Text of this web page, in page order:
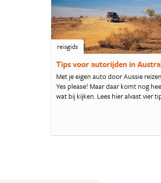
reisgids
Tips voor autorijden in
Met je eigen auto door Aussie
Yes please! Maar daar komt nog
wat bij kijken. Lees hier alvast vier